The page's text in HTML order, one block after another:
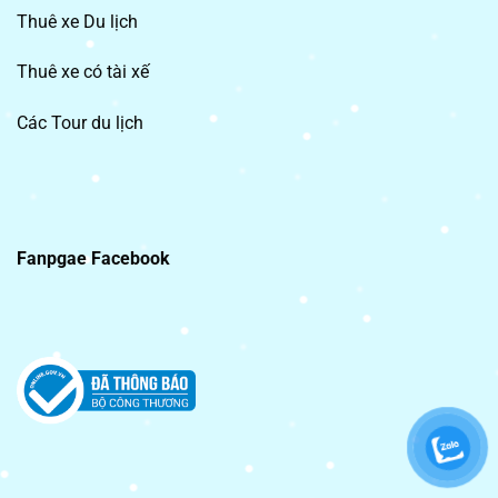
Thuê xe Du lịch
Thuê xe có tài xế
Các Tour du lịch
Fanpgae Facebook